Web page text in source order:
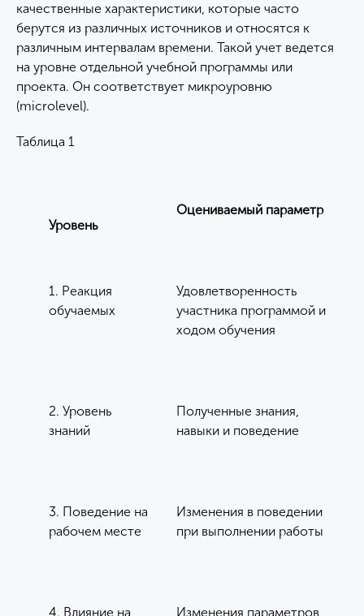
качественные характеристики, которые часто
берутся из различных источников и относятся к
различным интервалам времени. Такой учет ведется
на уровне отдельной учебной программы или
проекта. Он соответствует микроуровню
(microlevel).
Таблица 1
Уровень
Оцениваемый параметр
1. Реакция
обучаемых
Удовлетворенность
участника программой и
ходом обучения
2. Уровень
знаний
Полученные знания,
навыки и поведение
3. Поведение на
рабочем месте
Изменения в поведении
при выполнении работы
4. Влияние на Изменения параметров,